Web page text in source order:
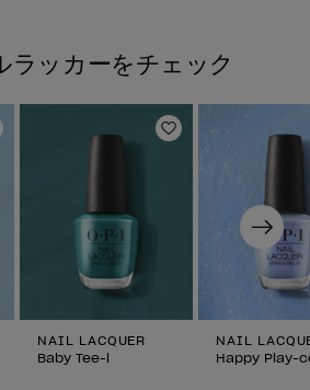
ラッカーをチェック
しいものリストに追加ほしいものリス
NAIL LACQUER
Baby Tee-l
NAIL
Happy Play-
Next